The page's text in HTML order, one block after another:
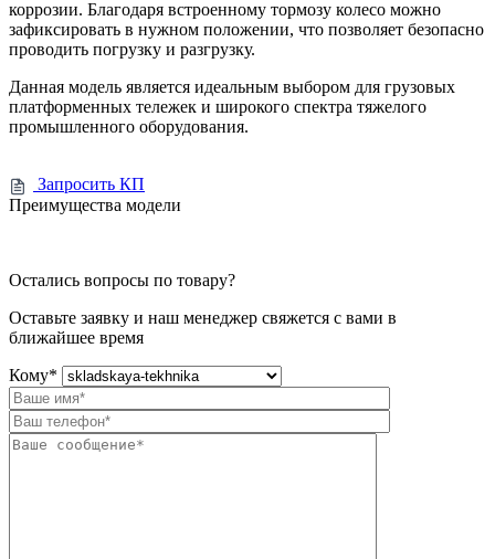
коррозии. Благодаря встроенному тормозу колесо можно
зафиксировать в нужном положении, что позволяет безопасно
проводить погрузку и разгрузку.
Данная модель является идеальным выбором для грузовых
платформенных тележек и широкого спектра тяжелого
промышленного оборудования.
Запросить КП
Преимущества модели
Остались вопросы по товару?
Оставьте заявку и наш менеджер свяжется с вами в
ближайшее время
Кому*